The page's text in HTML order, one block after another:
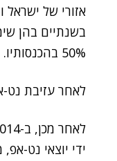
בשנתיים בהן
50% בהכנסותיו.
לאחר עזיבת נט-
לאחר מכן, ב-2014 שקולניק